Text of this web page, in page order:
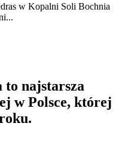
w Kopalni Soli Bochnia
to najstarsza
w Polsce, której